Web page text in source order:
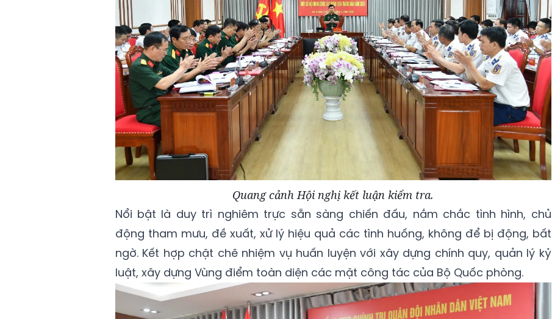
Quang cảnh Hội nghị kết luận kiểm tra.
Nổi bật là duy trì nghiêm trực sẵn sàng chiến đấu, nắm chắc tình hình, chủ
động tham mưu, đề xuất, xử lý hiệu quả các tình huống, không để bị động, bất
ngờ. Kết hợp chặt chẽ nhiệm vụ huấn luyện với xây dựng chính quy, quản lý kỷ
luật, xây dựng Vùng điểm toàn diện các mặt công tác của Bộ Quốc phòng.